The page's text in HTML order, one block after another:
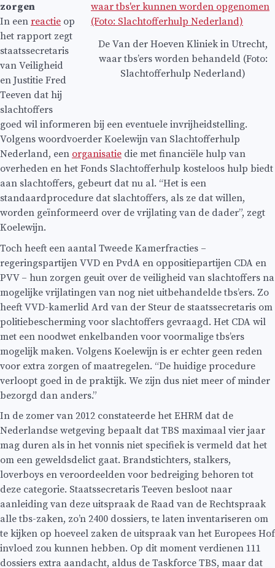
De Van der Hoeven Kliniek in Utrecht,
waar tbs’ers worden behandeld (Foto:
Slachtofferhulp Nederland)
zorgen
In een reactie op
het rapport zegt
staatssecretaris
van Veiligheid
en Justitie Fred
Teeven dat hij
slachtoffers
goed wil informeren bij een eventuele invrijheidstelling.
Volgens woordvoerder Koelewijn van Slachtofferhulp
Nederland, een organisatie die met financiële hulp van
overheden en het Fonds Slachtofferhulp kosteloos hulp biedt
aan slachtoffers, gebeurt dat nu al. “Het is een
standaardprocedure dat slachtoffers, als ze dat willen,
worden geïnformeerd over de vrijlating van de dader”, zegt
Koelewijn.
Toch heeft een aantal Tweede Kamerfracties –
regeringspartijen VVD en PvdA en oppositiepartijen CDA en
PVV – hun zorgen geuit over de veiligheid van slachtoffers na
mogelijke vrijlatingen van nog niet uitbehandelde tbs’ers. Zo
heeft VVD-kamerlid Ard van der Steur de staatssecretaris om
politiebescherming voor slachtoffers gevraagd. Het CDA wil
met een noodwet enkelbanden voor voormalige tbs’ers
mogelijk maken. Volgens Koelewijn is er echter geen reden
voor extra zorgen of maatregelen. “De huidige procedure
verloopt goed in de praktijk. We zijn dus niet meer of minder
bezorgd dan anders.”
In de zomer van 2012 constateerde het EHRM dat de
Nederlandse wetgeving bepaalt dat TBS maximaal vier jaar
mag duren als in het vonnis niet specifiek is vermeld dat het
om een geweldsdelict gaat. Brandstichters, stalkers,
loverboys en veroordeelden voor bedreiging behoren tot
deze categorie. Staatssecretaris Teeven besloot naar
aanleiding van deze uitspraak de Raad van de Rechtspraak
alle tbs-zaken, zo’n 2400 dossiers, te laten inventariseren om
te kijken op hoeveel zaken de uitspraak van het Europees Hof
invloed zou kunnen hebben. Op dit moment verdienen 111
dossiers extra aandacht, aldus de Taskforce TBS, maar dat